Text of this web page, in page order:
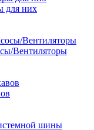
для них
Вентиляторы